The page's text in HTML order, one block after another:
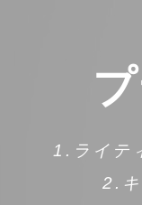
1. ライテ
2.